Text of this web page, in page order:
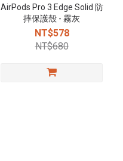
AirPods Pro 3 Edge Solid 防
摔保護殼 - 霧灰
NT$578
NT$680